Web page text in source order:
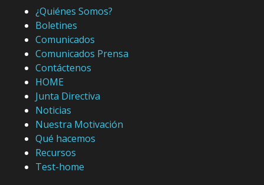
¿Quiénes Somos?
Boletines
Comunicados
Comunicados Prensa
Contáctenos
HOME
Junta Directiva
Noticias
Nuestra Motivación
Qué hacemos
Recursos
Test-home